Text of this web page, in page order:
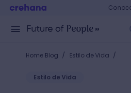
Home Blog / Estilo de Vida /
Estilo de Vida